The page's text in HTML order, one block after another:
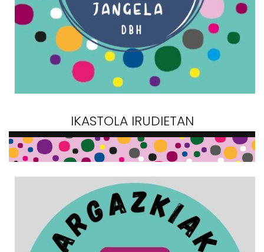
IKASTOLA IRUDIETAN